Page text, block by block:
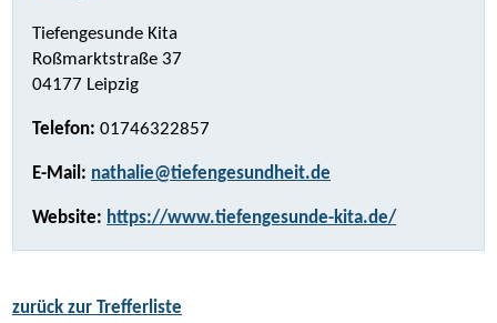
Tiefengesunde Kita
Roßmarktstraße 37
04177 Leipzig
Telefon: 01746322857
E-Mail: nathalie@tiefengesundheit.de
Website: https://www.tiefengesunde-kita.de/
zurück zur Trefferliste